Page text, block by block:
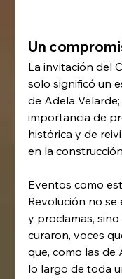
Un
La invitación del
solo significó un
de Adela
importancia de
histórica y de
en la
Eventos como
Revolución no se
y proclamas,
curaron, voces
que, como las de
lo largo de toda